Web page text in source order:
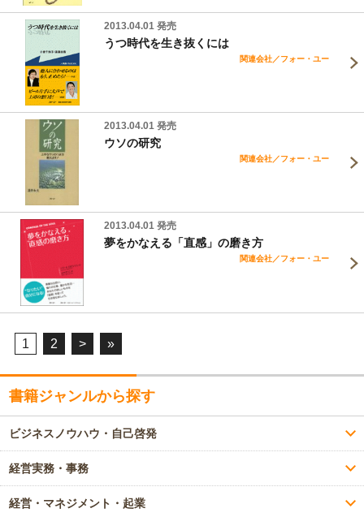
2013.04.01 発売
うつ時代を生き抜くには
関連会社／フォー・ユー
2013.04.01 発売
ウソの研究
関連会社／フォー・ユー
2013.04.01 発売
夢をかなえる「直感」の磨き方
関連会社／フォー・ユー
1 2 > »
書籍ジャンルから探す
ビジネスノウハウ・自己啓発
経営実務・事務
経営・マネジメント・起業